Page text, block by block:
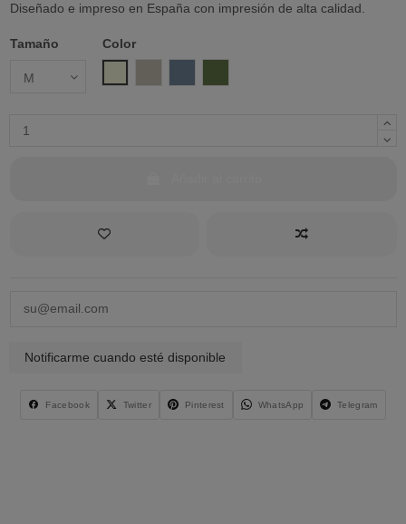
Diseñado e impreso en España con impresión de alta calidad.
Tamaño
Color
Facebook Twitter Pinterest WhatsApp Telegram